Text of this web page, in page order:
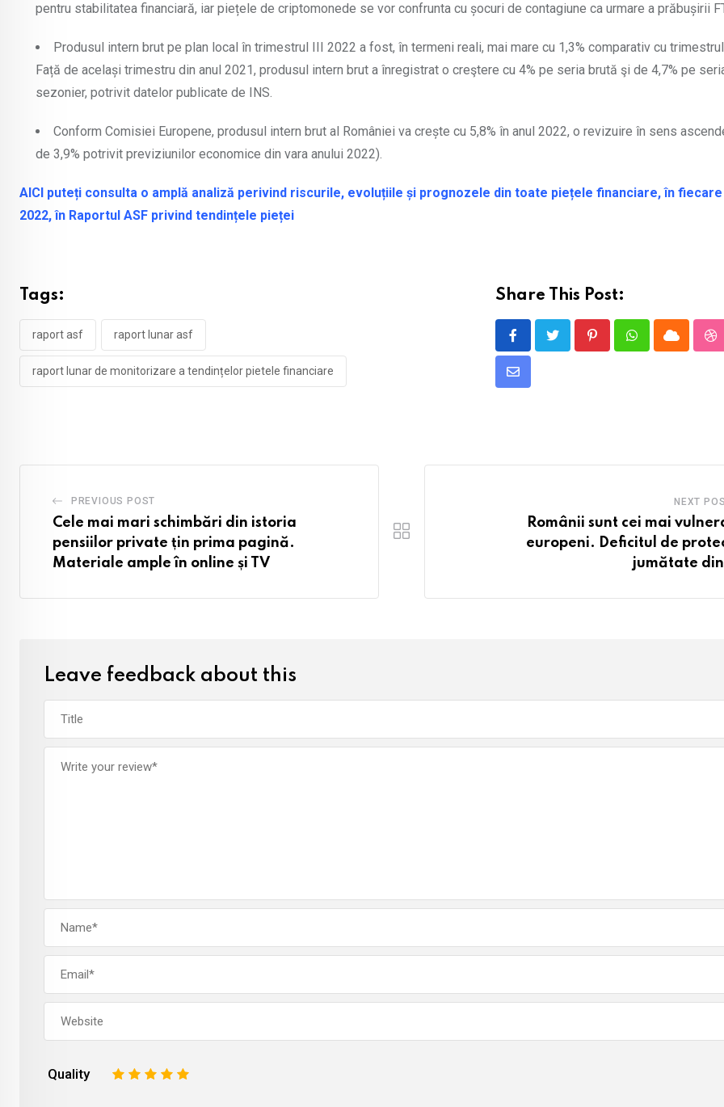
pentru stabilitatea financiară, iar piețele de criptomonede se vor confrunta cu șocuri de contagiune ca urmare a prăbușirii
Produsul intern brut pe plan local în trimestrul III 2022 a fost, în termeni reali, mai mare cu 1,3% comparativ cu
Față de același trimestru din anul 2021, produsul intern brut a înregistrat o creştere cu 4% pe seria brută şi de 4,7% pe
sezonier, potrivit datelor publicate de INS.
Conform Comisiei Europene, produsul intern brut al României va crește cu 5,8% în anul 2022, o revizuire în sens
de 3,9% potrivit previziunilor economice din vara anului 2022).
AICI puteți consulta o amplă analiză perivind riscurile, evoluțiile și prognozele din toate piețele financiare, în fiecare
2022, în Raportul ASF privind tendințele pieței
Tags:
raport asf raport lunar asf
raport lunar de monitorizare a tendințelor pietele financiare
Share This Post:
PinterestWhatsappCloud
Share
PREVIOUS POST
Cele mai mari schimbări din istoria
pensiilor private țin prima pagină.
Materiale ample în online și TV
NEXT
Românii sunt cei mai
europeni. Deficitul de
jumătate din
Leave feedback about this
Quality 5
4
3
2